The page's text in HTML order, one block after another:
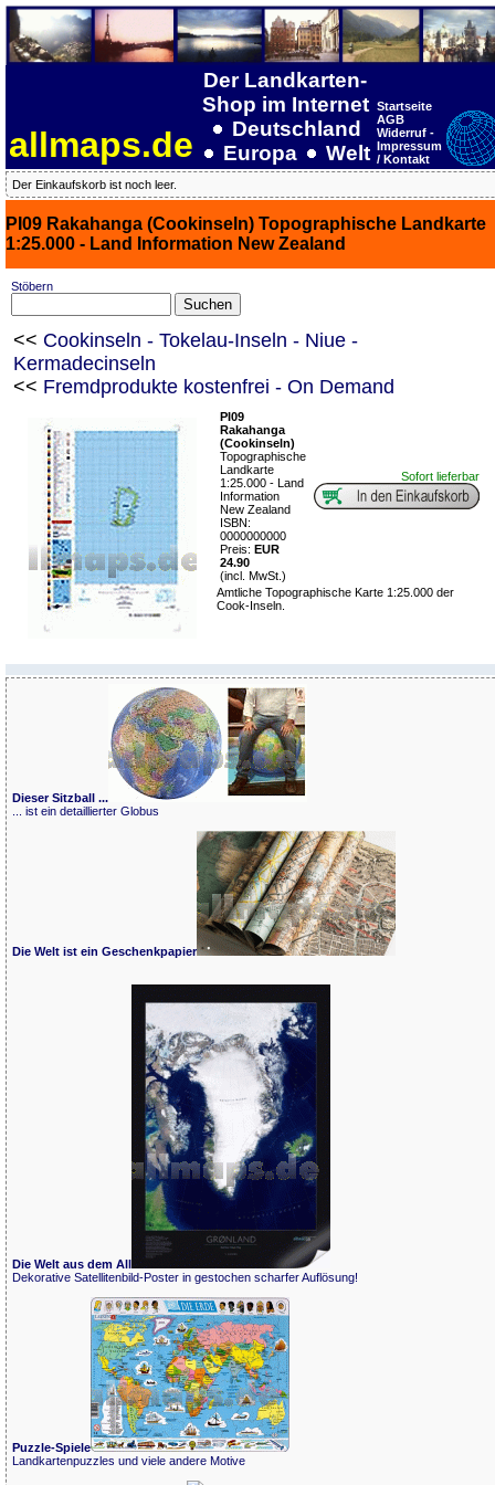
allmaps.de
Der Landkarten-
Shop im Internet
Deutschland
Europa
Welt
Startseite
AGB
Widerruf -
Impressum
/ Kontakt
Der Einkaufskorb ist noch leer.
PI09 Rakahanga (Cookinseln) Topographische Landkarte
1:25.000 - Land Information New Zealand
Stöbern
<< Cookinseln - Tokelau-Inseln - Niue -
Kermadecinseln
<< Fremdprodukte kostenfrei - On Demand
PI09
Rakahanga
(Cookinseln)
Topographische
Landkarte
1:25.000 - Land
Information
New Zealand
ISBN:
0000000000
Preis: EUR
24.90
(incl. MwSt.)
Sofort lieferbar
Amtliche Topographische Karte 1:25.000 der
Cook-Inseln.
Dieser Sitzball ...
... ist ein detaillierter Globus
Die Welt ist ein Geschenkpapier
Die Welt aus dem All
Dekorative Satellitenbild-Poster in gestochen scharfer Auflösung!
Puzzle-Spiele
Landkartenpuzzles und viele andere Motive